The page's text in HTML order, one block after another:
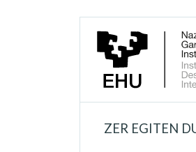
ZER EGITEN